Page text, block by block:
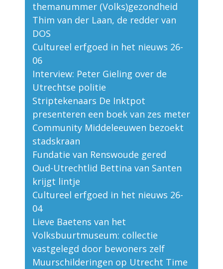
themanummer (Volks)gezondheid
Thim van der Laan, de redder van
DOS
Cultureel erfgoed in het nieuws 26-
06
Interview: Peter Gieling over de
Utrechtse politie
Striptekenaars De Inktpot
presenteren een boek van zes meter
Community Middeleeuwen bezoekt
stadskraan
Fundatie van Renswoude gered
Oud-Utrechtlid Bettina van Santen
krijgt lintje
Cultureel erfgoed in het nieuws 26-
04
Lieve Baetens van het
Volksbuurtmuseum: collectie
vastgelegd door bewoners zelf
Muurschilderingen op Utrecht Time